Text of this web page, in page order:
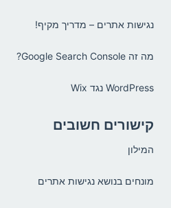
נגישות אתרים – מדריך מקיף!
מה זה Google Search Console?
WordPress נגד Wix
קישורים חשובים
המילון
מונחים בנושא נגישות אתרים